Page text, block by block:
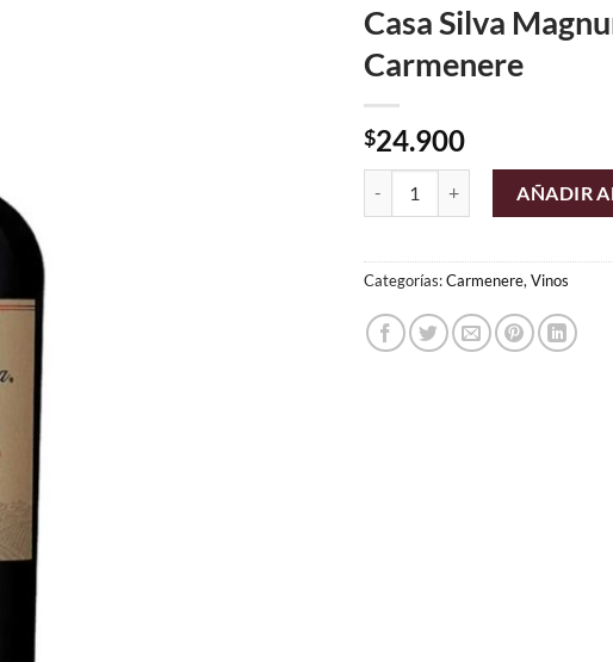
Casa Silva
Carmenere
$24.900
Casa Silva Magnum 1,5 lts -
AÑADIR
Categorías:Carmenere, Vinos